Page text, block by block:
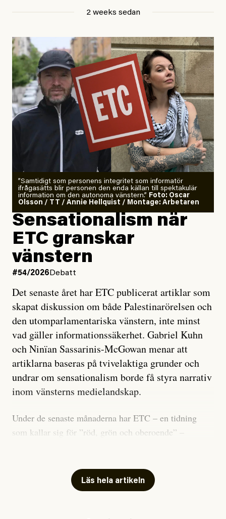
2 weeks sedan
”Samtidigt som personens integritet som informatör
ifrågasätts blir personen den enda källan till spektakulär
information om den autonoma vänstern.” Foto: Oscar
Olsson / TT / Annie Hellquist / Montage: Arbetaren
Sensationalism när
ETC granskar
vänstern
#54/2026 Debatt
Det senaste året har ETC publicerat artiklar som
skapat diskussion om både Palestinarörelsen och
den utomparlamentariska vänstern, inte minst
vad gäller informationssäkerhet. Gabriel Kuhn
och Ninïan Sassarinis-McGowan menar att
artiklarna baseras på tvivelaktiga grunder och
undrar om sensationalism borde få styra narrativ
inom vänsterns medielandskap.
Under de senaste månaderna har ETC – en tidning
som kallar sig för ”röd, grön och oberoende” –
skriver för? Vad betyder det att vara en ”röd, grön och
oberoende” tidning? Och vad är egentligen bra
Läs hela artikeln